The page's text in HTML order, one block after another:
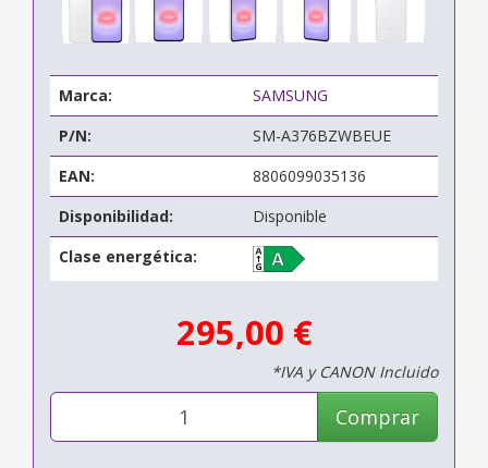
Marca:
SAMSUNG
P/N:
SM-A376BZWBEUE
EAN:
8806099035136
Disponibilidad:
Disponible
Clase energética:
295,00 €
*IVA y CANON Incluido
Comprar